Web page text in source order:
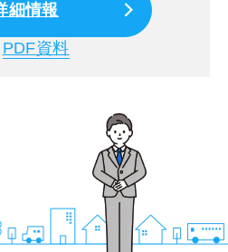
細情報
PDF資料